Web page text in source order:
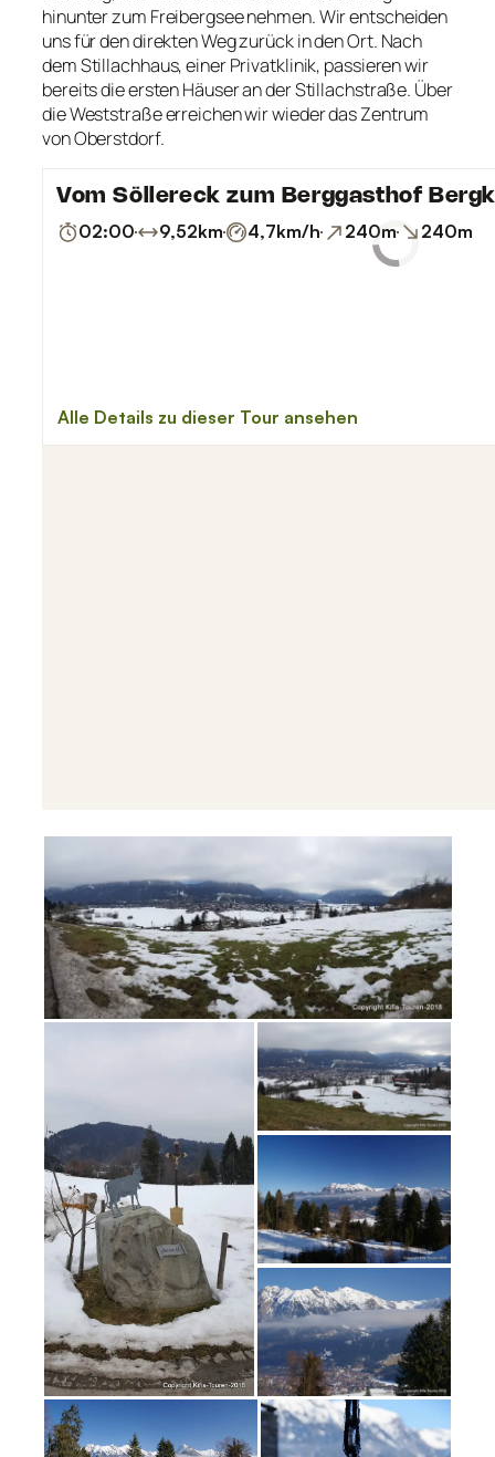
hinunter zum Freibergsee nehmen. Wir entscheiden
uns für den direkten Weg zurück in den Ort. Nach
dem Stillachhaus, einer Privatklinik, passieren wir
bereits die ersten Häuser an der Stillachstraße. Über
die Weststraße erreichen wir wieder das Zentrum
von Oberstdorf.